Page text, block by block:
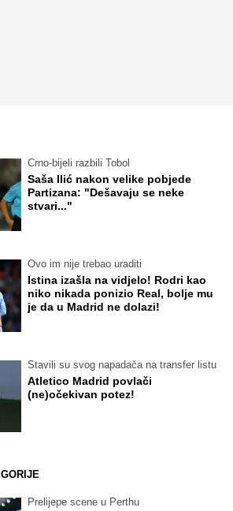
Crno-bijeli razbili Tobol
Saša Ilić nakon velike pobjede
Partizana: "Dešavaju se neke
stvari..."
Ovo im nije trebao uraditi
Istina izašla na vidjelo! Rodri kao
niko nikada ponizio Real, bolje mu
je da u Madrid ne dolazi!
Stavili su svog napadača na transfer listu
Atletico Madrid povlači
(ne)očekivan potez!
Prelijepe scene u Perthu